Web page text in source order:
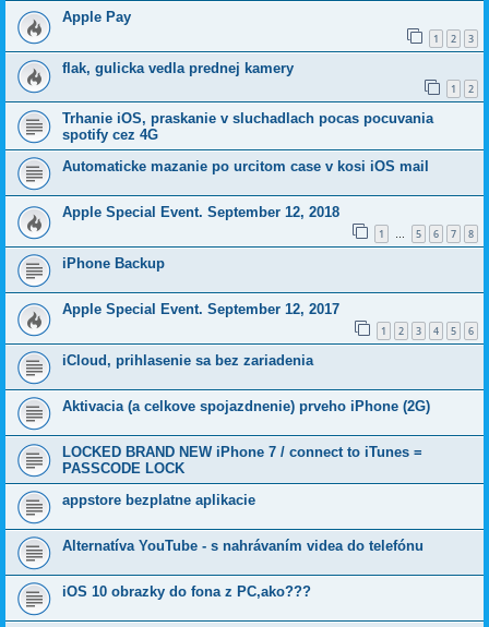
Apple Pay
1 2 3
flak, gulicka vedla prednej kamery
1 2
Trhanie iOS, praskanie v sluchadlach pocas pocuvania
spotify cez 4G
Automaticke mazanie po urcitom case v kosi iOS mail
Apple Special Event. September 12, 2018
1 … 5 6 7 8
iPhone Backup
Apple Special Event. September 12, 2017
1 2 3 4 5 6
iCloud, prihlasenie sa bez zariadenia
Aktivacia (a celkove spojazdnenie) prveho iPhone (2G)
LOCKED BRAND NEW iPhone 7 / connect to iTunes =
PASSCODE LOCK
appstore bezplatne aplikacie
Alternatíva YouTube - s nahrávaním videa do telefónu
iOS 10 obrazky do fona z PC,ako???